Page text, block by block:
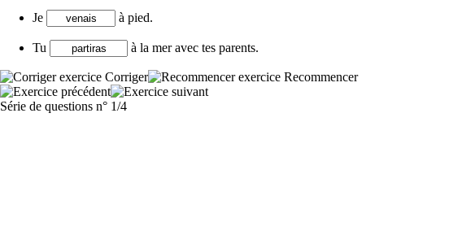
Je à pied.
Tu à la mer avec tes parents.
Corriger Recommencer
Série de questions n° 1/4